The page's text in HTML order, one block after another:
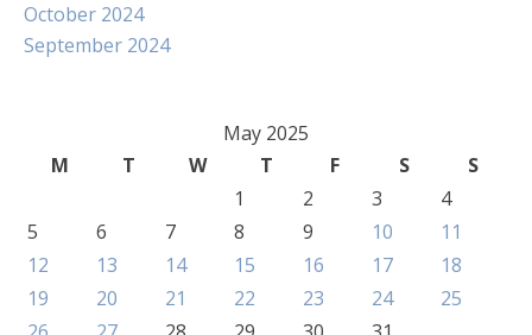
October 2024
September 2024
May 2025
M
T W T F S
S
1
2 3
4
5
6 7 8 9 10
11
12
13 14 15 16 17
18
19
20 21 22 23 24
25